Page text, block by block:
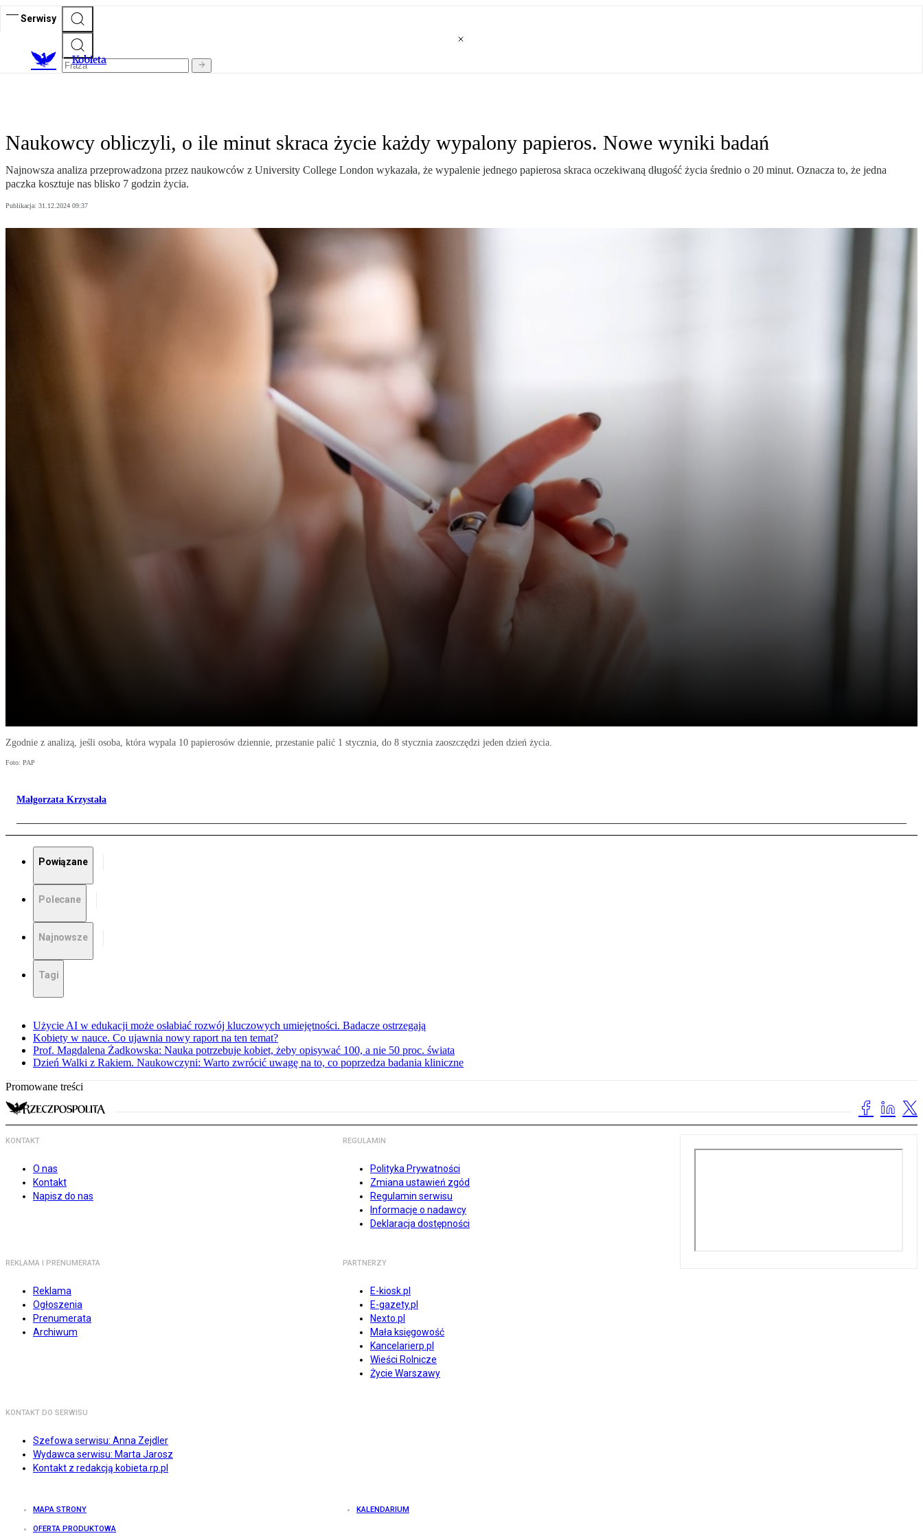
Serwisy
Kobieta
Naukowcy obliczyli, o ile minut skraca życie każdy wypalony papieros. Nowe wyniki badań
Najnowsza analiza przeprowadzona przez naukowców z University College London wykazała, że wypalenie jednego papierosa skraca oczekiwaną długość życia średnio o 20 minut. Oznacza to, że jedna
paczka kosztuje nas blisko 7 godzin życia.
Publikacja: 31.12.2024 09:37
Zgodnie z analizą, jeśli osoba, która wypala 10 papierosów dziennie, przestanie palić 1 stycznia, do 8 stycznia zaoszczędzi jeden dzień życia.
Foto: PAP
Małgorzata Krzystała
Powiązane
Polecane
Najnowsze
Tagi
Użycie AI w edukacji może osłabiać rozwój kluczowych umiejętności. Badacze ostrzegają
Kobiety w nauce. Co ujawnia nowy raport na ten temat?
Prof. Magdalena Żadkowska: Nauka potrzebuje kobiet, żeby opisywać 100, a nie 50 proc. świata
Dzień Walki z Rakiem. Naukowczyni: Warto zwrócić uwagę na to, co poprzedza badania kliniczne
Promowane treści
KONTAKT
O nas
Kontakt
Napisz do nas
REGULAMIN
Polityka Prywatności
Zmiana ustawień zgód
Regulamin serwisu
Informacje o nadawcy
Deklaracja dostępności
REKLAMA I PRENUMERATA
Reklama
Ogłoszenia
Prenumerata
Archiwum
PARTNERZY
E-kiosk.pl
E-gazety.pl
Nexto.pl
Mała księgowość
Kancelarierp.pl
Wieści Rolnicze
Życie Warszawy
KONTAKT DO SERWISU
Szefowa serwisu: Anna Zejdler
Wydawca serwisu: Marta Jarosz
Kontakt z redakcją kobieta.rp.pl
MAPA STRONY KALENDARIUM
OFERTA PRODUKTOWA